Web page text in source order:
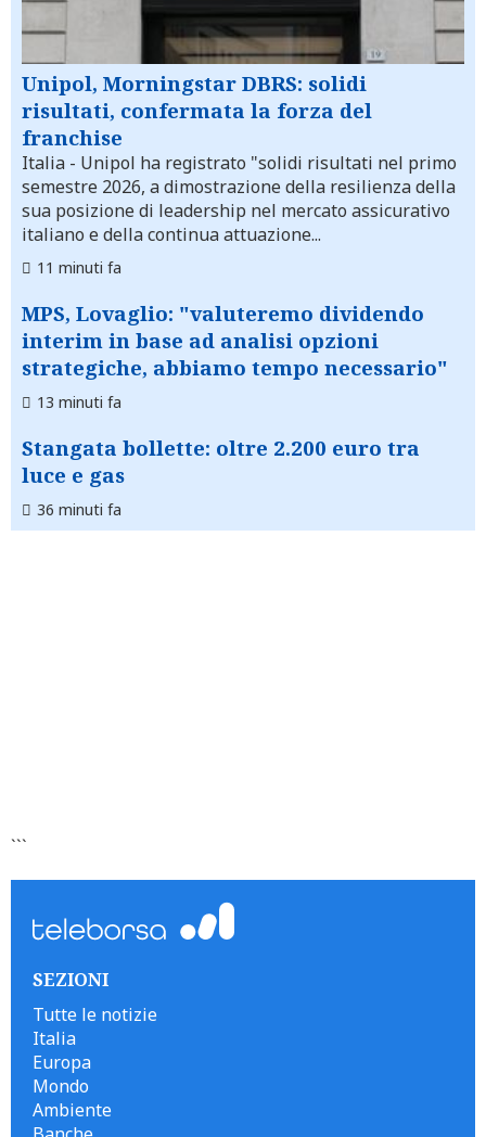
Unipol, Morningstar DBRS: solidi
risultati, confermata la forza del
franchise
Italia - Unipol ha registrato "solidi risultati nel primo
semestre 2026, a dimostrazione della resilienza della
sua posizione di leadership nel mercato assicurativo
italiano e della continua attuazione...
11 minuti fa
MPS, Lovaglio: "valuteremo dividendo
interim in base ad analisi opzioni
strategiche, abbiamo tempo necessario"
13 minuti fa
Stangata bollette: oltre 2.200 euro tra
luce e gas
36 minuti fa
```
SEZIONI
Tutte le notizie
Italia
Europa
Mondo
Ambiente